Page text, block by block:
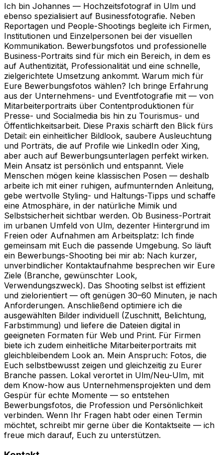
Ich bin Johannes — Hochzeitsfotograf in Ulm und
ebenso spezialisiert auf Businessfotografie. Neben
Reportagen und People-Shootings begleite ich Firmen,
Institutionen und Einzelpersonen bei der visuellen
Kommunikation. Bewerbungsfotos und professionelle
Business-Portraits sind für mich ein Bereich, in dem es
auf Authentizität, Professionalität und eine schnelle,
zielgerichtete Umsetzung ankommt. Warum mich für
Eure Bewerbungsfotos wählen? Ich bringe Erfahrung
aus der Unternehmens- und Eventfotografie mit — von
Mitarbeiterportraits über Contentproduktionen für
Presse- und Socialmedia bis hin zu Tourismus- und
Öffentlichkeitsarbeit. Diese Praxis schärft den Blick fürs
Detail: ein einheitlicher Bildlook, saubere Ausleuchtung
und Porträts, die auf Profile wie LinkedIn oder Xing,
aber auch auf Bewerbungsunterlagen perfekt wirken.
Mein Ansatz ist persönlich und entspannt. Viele
Menschen mögen keine klassischen Posen — deshalb
arbeite ich mit einer ruhigen, aufmunternden Anleitung,
gebe wertvolle Styling- und Haltungs-Tipps und schaffe
eine Atmosphäre, in der natürliche Mimik und
Selbstsicherheit sichtbar werden. Ob Business-Portrait
im urbanen Umfeld von Ulm, dezenter Hintergrund im
Freien oder Aufnahmen am Arbeitsplatz: Ich finde
gemeinsam mit Euch die passende Umgebung. So läuft
ein Bewerbungs-Shooting bei mir ab: Nach kurzer,
unverbindlicher Kontaktaufnahme besprechen wir Eure
Ziele (Branche, gewünschter Look,
Verwendungszweck). Das Shooting selbst ist effizient
und zielorientiert — oft genügen 30–60 Minuten, je nach
Anforderungen. Anschließend optimiere ich die
ausgewählten Bilder individuell (Zuschnitt, Belichtung,
Farbstimmung) und liefere die Dateien digital in
geeigneten Formaten für Web und Print. Für Firmen
biete ich zudem einheitliche Mitarbeiterportraits mit
gleichbleibendem Look an. Mein Anspruch: Fotos, die
Euch selbstbewusst zeigen und gleichzeitig zu Eurer
Branche passen. Lokal verortet in Ulm/Neu-Ulm, mit
dem Know-how aus Unternehmensprojekten und dem
Gespür für echte Momente — so entstehen
Bewerbungsfotos, die Profession und Persönlichkeit
verbinden. Wenn Ihr Fragen habt oder einen Termin
möchtet, schreibt mir gerne über die Kontaktseite — ich
freue mich darauf, Euch zu unterstützen.